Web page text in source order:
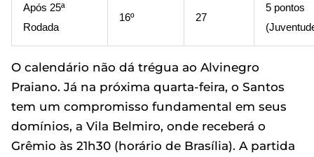
Após 25ª
Rodada
16º 27
5 pontos
O calendário não dá trégua ao Alvinegro
Praiano. Já na próxima quarta-feira, o Santos
tem um compromisso fundamental em seus
domínios, a Vila Belmiro, onde receberá o
Grêmio às 21h30 (horário de Brasília). A partida